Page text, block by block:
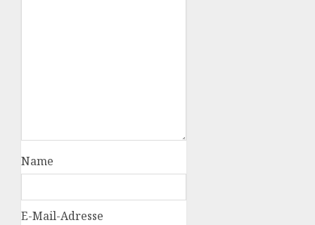
Name
E-Mail-Adresse